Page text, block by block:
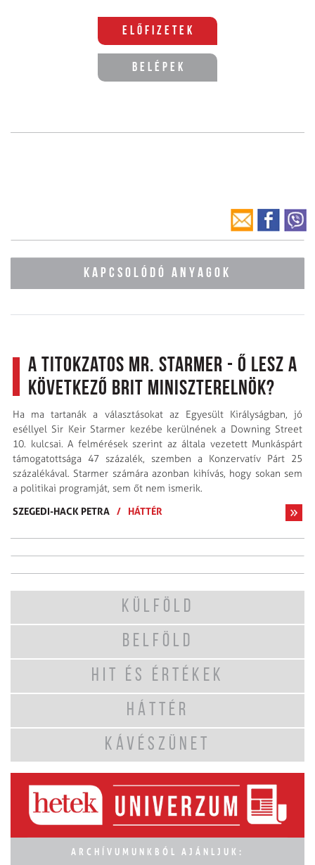
Előfizetek
Belépek
KAPCSOLÓDÓ ANYAGOK
A titokzatos Mr. Starmer - Ő lesz a
következő brit miniszterelnök?
Ha ma tartanák a választásokat az Egyesült Királyságban, jó
eséllyel Sir Keir Starmer kezébe kerülnének a Downing Street
10. kulcsai. A felmérések szerint az általa vezetett Munkáspárt
támogatottsága 47 százalék, szemben a Konzervatív Párt 25
százalékával. Starmer számára azonban kihívás, hogy sokan sem
a politikai programját, sem őt nem ismerik.
SZEGEDI-HACK PETRA / HÁTTÉR
KÜLFÖLD
BELFÖLD
HIT ÉS ÉRTÉKEK
HÁTTÉR
KÁVÉSZÜNET
ARCHÍVUMUNKBÓL AJÁNLJUK: